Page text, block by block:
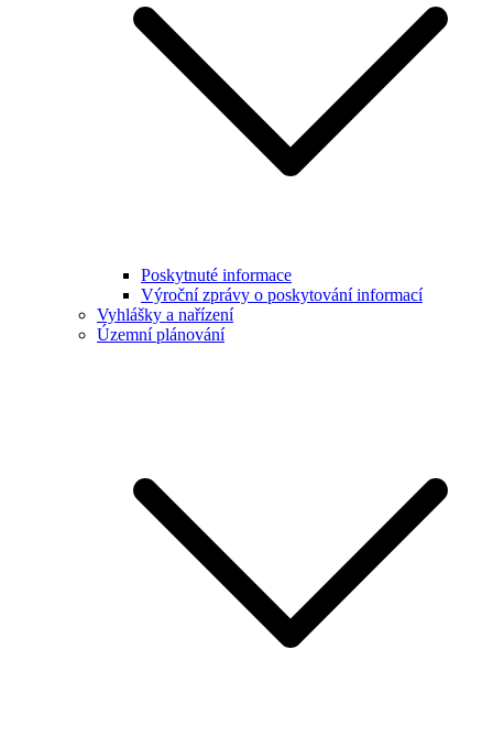
Poskytnuté informace
Výroční zprávy o poskytování informací
Vyhlášky a nařízení
Územní plánování